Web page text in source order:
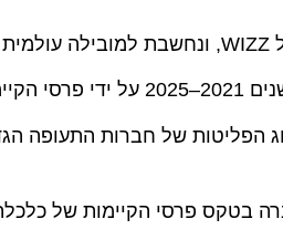
פרסי הקיימות של כלכלת